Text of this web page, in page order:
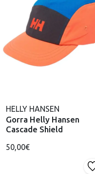
HELLY HANSEN
Gorra Helly Hansen
Cascade Shield
50,00€